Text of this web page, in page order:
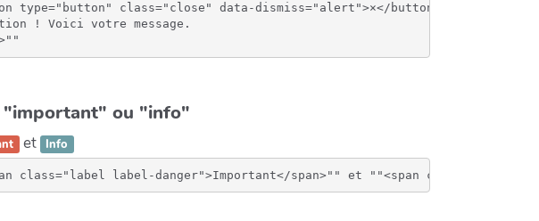
type="button" class="close" data-dismiss="alert">×</button>
! Voici votre message.
"important" ou "info"
et Info